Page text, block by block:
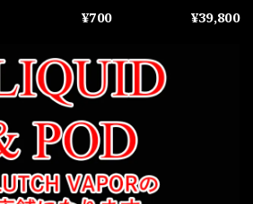
ARCANA Logo¥700 ¥39,800